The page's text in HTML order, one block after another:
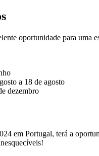
oportunidade para
a 18 de agosto
dezembro
em Portugal, terá a